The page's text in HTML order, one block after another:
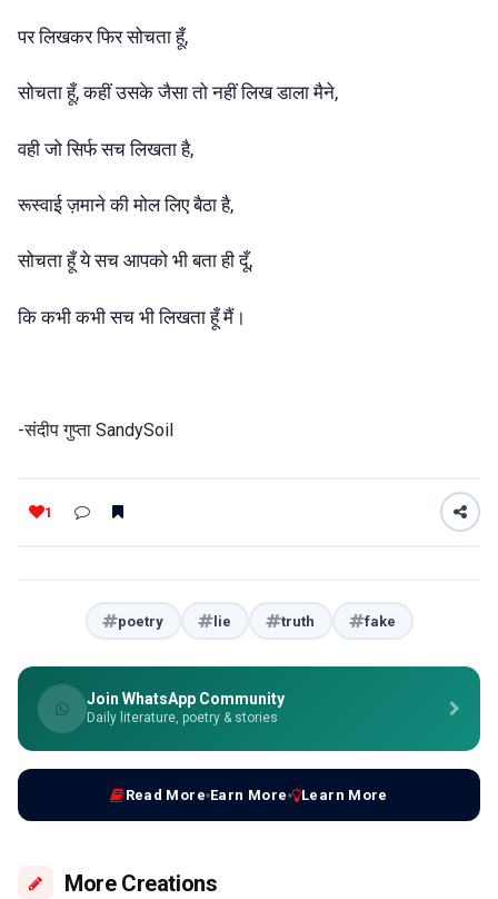
पर लिखकर फिर सोचता हूँ,
सोचता हूँ, कहीं उसके जैसा तो नहीं लिख डाला मैने,
वही जो सिर्फ सच लिखता है,
रूस्वाई ज़माने की मोल लिए बैठा है,
सोचता हूँ ये सच आपको भी बता ही दूँ,
कि कभी कभी सच भी लिखता हूँ मैं।
-संदीप गुप्ता SandySoil
1
poetry lie truth fake
Join WhatsApp Community
Daily literature, poetry & stories
Read More Earn More Learn More
More Creations